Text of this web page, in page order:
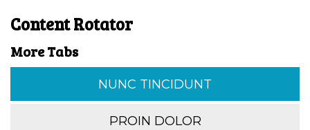
Content Rotator
More Tabs
NUNC TINCIDUNT
PROIN DOLOR